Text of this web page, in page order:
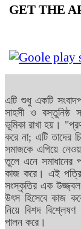
GET THE
এটি শুধু একটি
সাহসী ও বস্তুনিষ্ঠ
ভূমিকা রাখা হয়।
করে না; এটি তাদের
সমাজকে এগিয়ে
তুলে এনে
কাজ করে। এই
সংস্কৃতির এক উজ্জ্বল
উৎস হিসেবে কাজ
নিয়ে বিশদ
পালন করে।